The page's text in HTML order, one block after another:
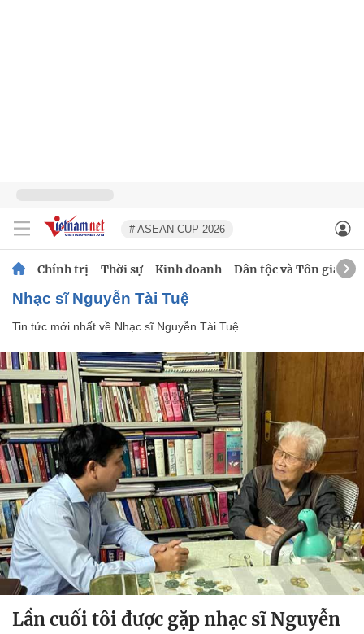
# ASEAN CUP 2026
Chính trị Thời sự Kinh doanh Dân tộc và Tôn giáo
Nhạc sĩ Nguyễn Tài Tuệ
Tin tức mới nhất về Nhạc sĩ Nguyễn Tài Tuệ
Lần cuối tôi được gặp nhạc sĩ Nguyễn